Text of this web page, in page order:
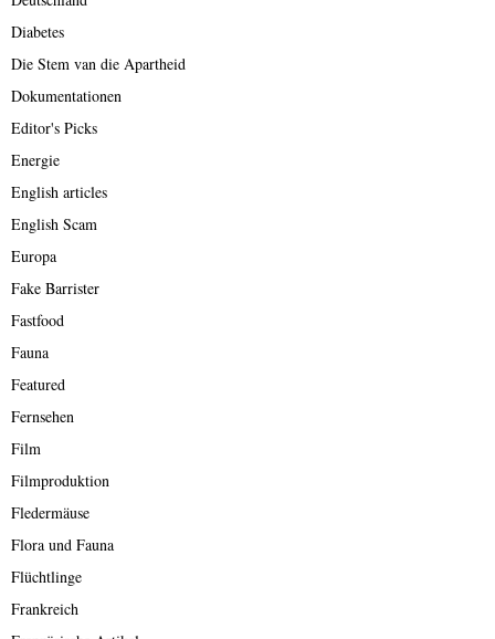
Diabetes
Die Stem van die Apartheid
Dokumentationen
Editor's Picks
Energie
English articles
English Scam
Europa
Fake Barrister
Fastfood
Fauna
Featured
Fernsehen
Film
Filmproduktion
Fledermäuse
Flora und Fauna
Flüchtlinge
Frankreich